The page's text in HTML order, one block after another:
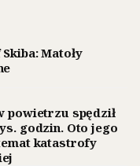
Matoły
powietrzu spędził
godzin. Oto jego
katastrofy